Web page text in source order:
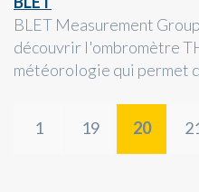
BLET Measurement
découvrir l'ombromètre
météorologie qui permet
1 19 20